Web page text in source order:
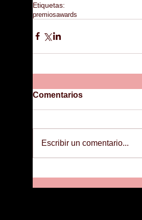
Etiquetas:
premiosawards
Comentarios
Escribir un comentario...